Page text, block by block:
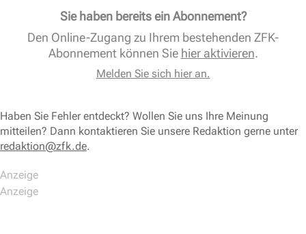
Sie haben bereits ein Abonnement?
Den Online-Zugang zu Ihrem bestehenden ZFK-
Abonnement können Sie hier aktivieren.
Melden Sie sich hier an.
Haben Sie Fehler entdeckt? Wollen Sie uns Ihre Meinung
mitteilen? Dann kontaktieren Sie unsere Redaktion gerne unter
redaktion@zfk.de.